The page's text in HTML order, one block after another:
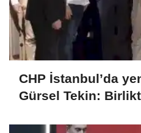
CHP İstanbul’da
Gürsel Tekin: